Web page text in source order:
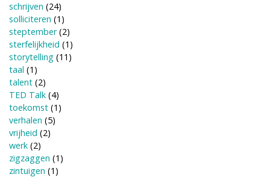
schrijven (24)
solliciteren (1)
steptember(2)
sterfelijkheid (1)
storytelling (11)
taal (1)
talent (2)
TED Talk (4)
toekomst (1)
verhalen (5)
vrijheid (2)
werk (2)
zigzaggen (1)
zintuigen (1)